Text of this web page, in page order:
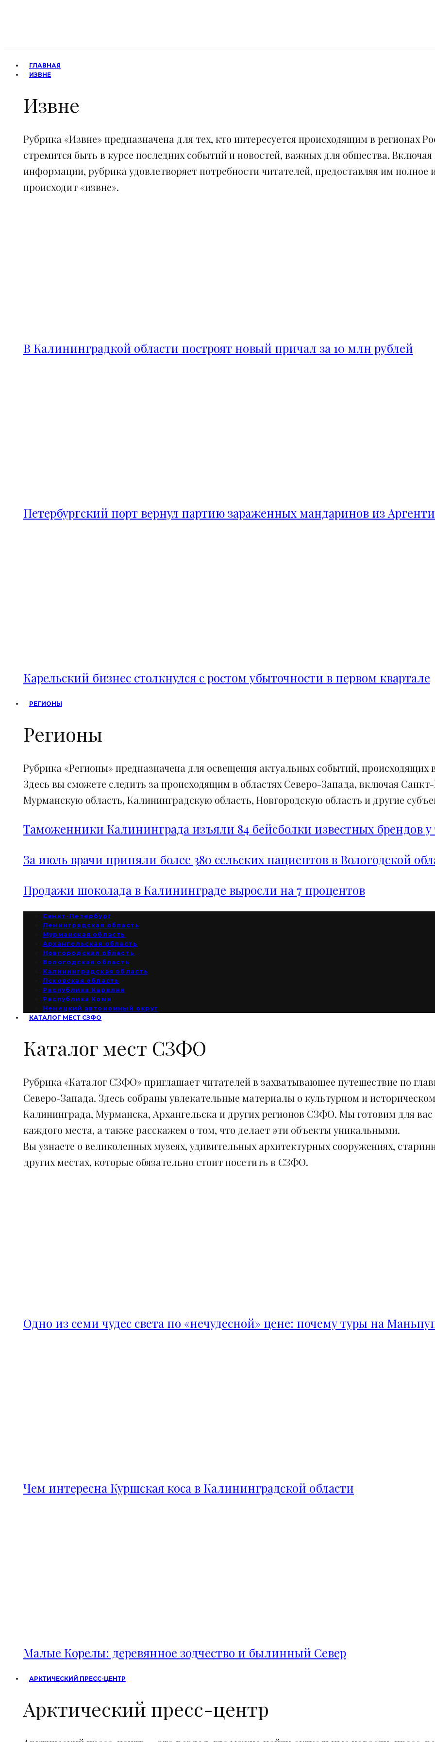
ГЛАВНАЯ
ИЗВНЕ
Извне
Рубрика «Извне» предназначена для тех, кто интересуется происходящим в регионах
стремится быть в курсе последних событий и новостей, важных для общества.
информации, рубрика удовлетворяет потребности читателей, предоставляя им полное
происходит «извне».
В Калининградкой области построят новый причал за 10 млн рублей
Петербургский порт вернул партию зараженных мандаринов из
Карельский бизнес столкнулся с ростом убыточности в первом квартале
РЕГИОНЫ
Регионы
Рубрика «Регионы» предназначена для освещения актуальных событий, происходящих
Здесь вы сможете следить за происходящим в областях Северо-Запада, включая
Мурманскую область, Калининградскую область, Новгородскую область и другие
Таможенники Калининграда изъяли 84 бейсболки известных брендов у
За июль врачи приняли более 380 сельских пациентов в Вологодской
Продажи шоколада в Калининграде выросли на 7 процентов
Санкт-Петербург
Ленинградская область
Мурманская область
Архангельская область
Новгородская область
Вологодская область
Калининградская область
Псковская область
Республика Карелия
Республика Коми
Ненецкий автономный округ
КАТАЛОГ МЕСТ СЗФО
Каталог мест СЗФО
Рубрика «Каталог СЗФО» приглашает читателей в захватывающее путешествие по
Северо-Запада. Здесь собраны увлекательные материалы о культурном и
Калининграда, Мурманска, Архангельска и других регионов СЗФО. Мы готовим для
каждого места, а также расскажем о том, что делает эти объекты уникальными.
Вы узнаете о великолепных музеях, удивительных архитектурных сооружениях,
других местах, которые обязательно стоит посетить в СЗФО.
Одно из семи чудес света по «нечудесной» цене: почему туры на
Чем интересна Куршская коса в Калининградской области
Малые Корелы: деревянное зодчество и былинный Север
АРКТИЧЕСКИЙ ПРЕСС-ЦЕНТР
Арктический пресс-центр